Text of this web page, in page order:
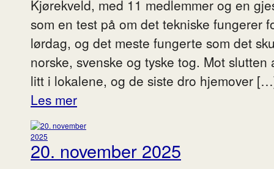
Kjørekveld, med 11 medlemmer og en
som en test på om det tekniske fungerer
lørdag, og det meste fungerte som det
norske, svenske og tyske tog. Mot
litt i lokalene, og de siste dro hjemover
Les mer
20. november 2025